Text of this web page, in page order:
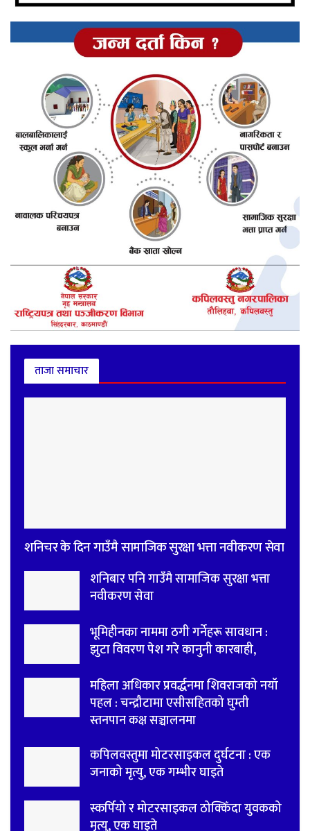
ताजा समाचार
शनिचर के दिन गाउँमै सामाजिक सुरक्षा भत्ता नवीकरण सेवा
शनिबार पनि गाउँमै सामाजिक सुरक्षा भत्ता
नवीकरण सेवा
भूमिहीनका नाममा ठगी गर्नेहरू सावधान :
झुटा विवरण पेश गरे कानुनी कारबाही,
महिला अधिकार प्रवर्द्धनमा शिवराजको नयाँ
पहल : चन्द्रौटामा एसीसहितको घुम्ती
स्तनपान कक्ष सञ्चालनमा
कपिलवस्तुमा मोटरसाइकल दुर्घटना : एक
जनाको मृत्यु, एक गम्भीर घाइते
स्कर्पियो र मोटरसाइकल ठोक्किँदा युवकको
मृत्यु, एक घाइते